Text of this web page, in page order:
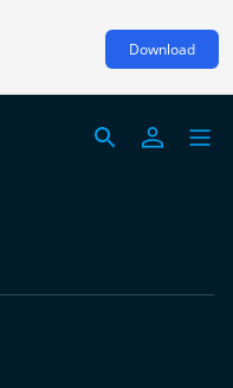
Download